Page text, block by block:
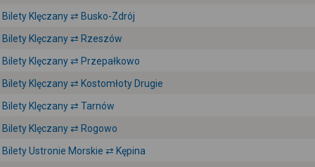
Bilety Klęczany ⇄ Busko-Zdrój
Bilety Klęczany ⇄ Rzeszów
Bilety Klęczany ⇄ Przepałkowo
Bilety Klęczany ⇄ Kostomłoty Drugie
Bilety Klęczany ⇄ Tarnów
Bilety Klęczany ⇄ Rogowo
Bilety Ustronie Morskie ⇄ Kępina